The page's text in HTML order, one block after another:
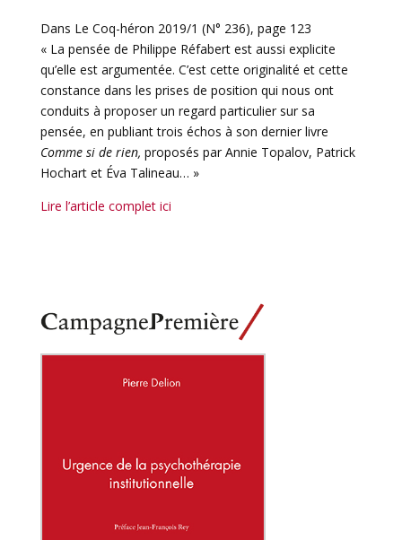
Dans Le Coq-héron 2019/1 (N° 236), page 123
« La pensée de Philippe Réfabert est aussi explicite
qu’elle est argumentée. C’est cette originalité et cette
constance dans les prises de position qui nous ont
conduits à proposer un regard particulier sur sa
pensée, en publiant trois échos à son dernier livre
Comme si de rien, proposés par Annie Topalov, Patrick
Hochart et Éva Talineau… »
Lire l’article complet ici